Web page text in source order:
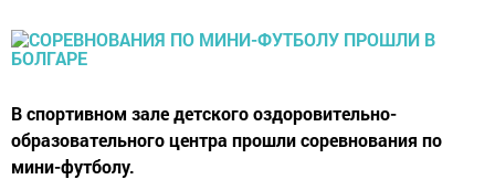
В спортивном зале детского оздоровительно-
образовательного центра прошли соревнования по
мини-футболу.